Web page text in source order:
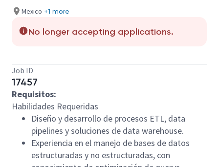
Mexico +1 more
No longer accepting applications.
Job ID
17457
Requisitos:
Habilidades Requeridas
Diseño y desarrollo de procesos ETL, data
pipelines y soluciones de data warehouse.
Experiencia en el manejo de bases de datos
estructuradas y no estructuradas, con